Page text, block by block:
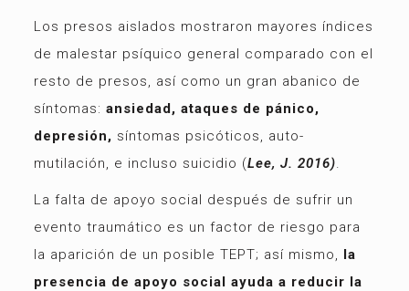
Los presos aislados mostraron mayores índices
de malestar psíquico general comparado con el
resto de presos, así como un gran abanico de
síntomas: ansiedad, ataques de pánico,
depresión, síntomas psicóticos, auto-
mutilación, e incluso suicidio (Lee, J. 2016).
La falta de apoyo social después de sufrir un
evento traumático es un factor de riesgo para
la aparición de un posible TEPT; así mismo, la
presencia de apoyo social ayuda a reducir la